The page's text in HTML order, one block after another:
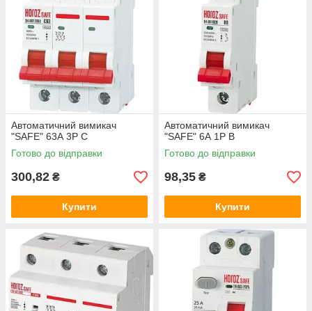
Автоматичний вимикач
"SAFE" 63А 3P С
Готово до відправки
300,82 ₴
Купити
Автоматичний вимикач
"SAFE" 6А 1P В
Готово до відправки
98,35 ₴
Купити